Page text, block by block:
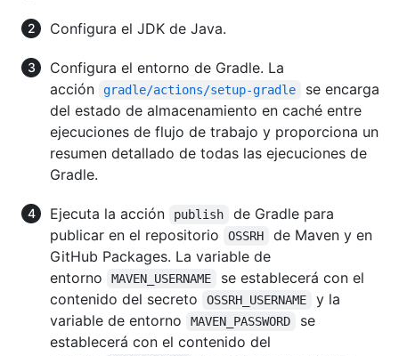
Configura el JDK de Java.
Configura el entorno de Gradle. La
acción
gradle/actions/setup-gradle
se encarga
del estado de almacenamiento en caché entre
ejecuciones de flujo de trabajo y proporciona un
resumen detallado de todas las ejecuciones de
Gradle.
Ejecuta la acción publish
de Gradle para
publicar en el repositorio
OSSRH
de Maven y en
GitHub Packages. La variable de
entorno
MAVEN_USERNAME
se establecerá con el
contenido del secreto
OSSRH_USERNAME
y la
variable de entorno
MAVEN_PASSWORD
se
establecerá con el contenido del